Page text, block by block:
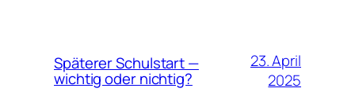
Späterer Schulstart —
wichtig oder nichtig?
23. April
2025